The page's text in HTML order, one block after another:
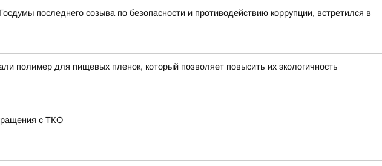
последнего созыва по безопасности и противодействию коррупции, встретился в
полимер для пищевых пленок, который позволяет повысить их экологичность
с ТКО